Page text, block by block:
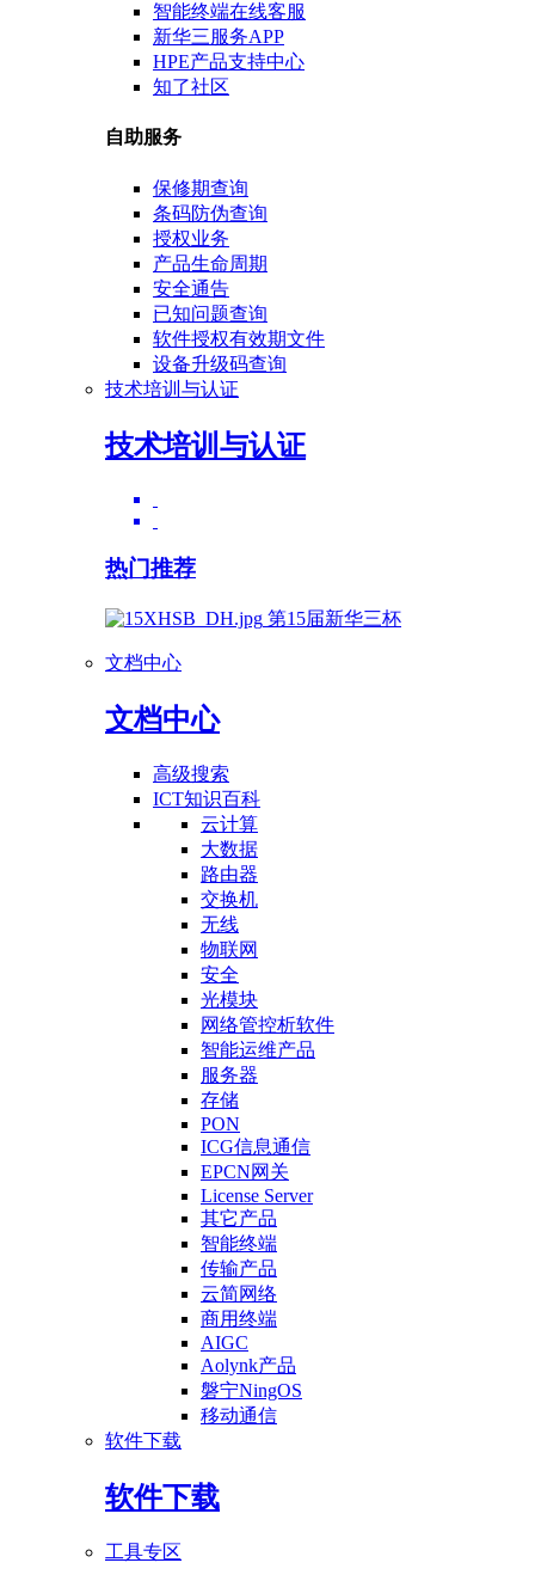
智能终端在线客服
新华三服务APP
HPE产品支持中心
知了社区
自助服务
保修期查询
条码防伪查询
授权业务
产品生命周期
安全通告
已知问题查询
软件授权有效期文件
设备升级码查询
技术培训与认证
技术培训与认证
热门推荐
第15届新华三杯
文档中心
文档中心
高级搜索
ICT知识百科
云计算
大数据
路由器
交换机
无线
物联网
安全
光模块
网络管控析软件
智能运维产品
服务器
存储
PON
ICG信息通信
EPCN网关
License Server
其它产品
智能终端
传输产品
云简网络
商用终端
AIGC
Aolynk产品
磐宁NingOS
移动通信
软件下载
软件下载
工具专区